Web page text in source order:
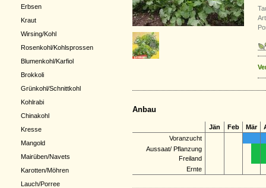
Erbsen
Kraut
Wirsing/Kohl
Rosenkohl/Kohlsprossen
Blumenkohl/Karfiol
Brokkoli
Grünkohl/Schnittkohl
Kohlrabi
Chinakohl
Kresse
Mangold
Mairüben/Navets
Karotten/Möhren
Lauch/Porree
Anbau
Jän Feb Mär
Voranzucht
Aussaat/ Pflanzung
Freiland
Ernte